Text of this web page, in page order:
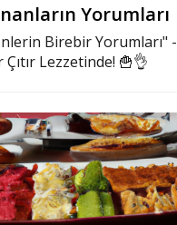
Yorumları
Birebir Yorumları" -
Çıtır Lezzetinde! 🍟👌